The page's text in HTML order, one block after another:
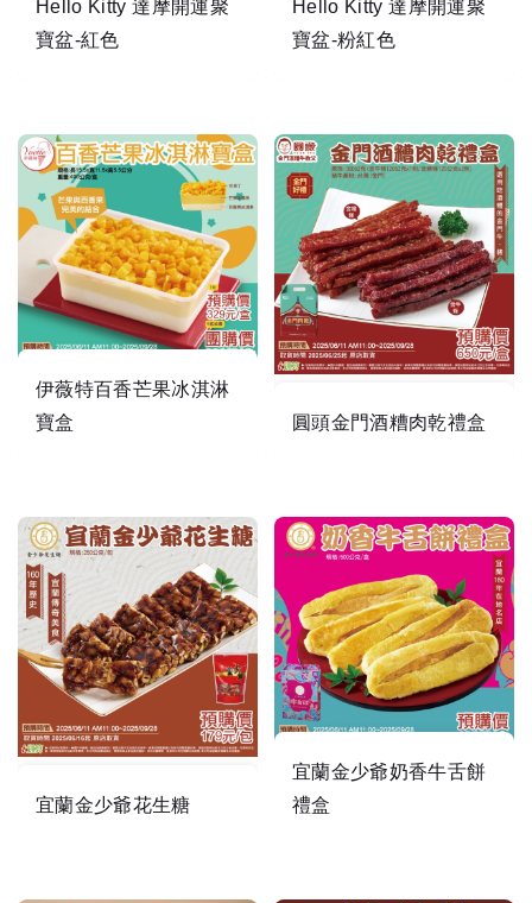
Hello Kitty 達摩開運聚
寶盆-紅色
2026年開運聚寶好兆頭
Hello Kitty 達摩開運聚
寶盆-粉紅色
2026年開運聚寶好兆頭
伊薇特百香芒果冰淇淋
寶盒
芒果與百香果完美的結合
圓頭金門酒糟肉乾禮盒
乾!
宜蘭金少爺花生糖
160年歷史的宜蘭傳奇美食
宜蘭金少爺奶香牛舌餅
禮盒
傳承6代，老店特調牛舌餅